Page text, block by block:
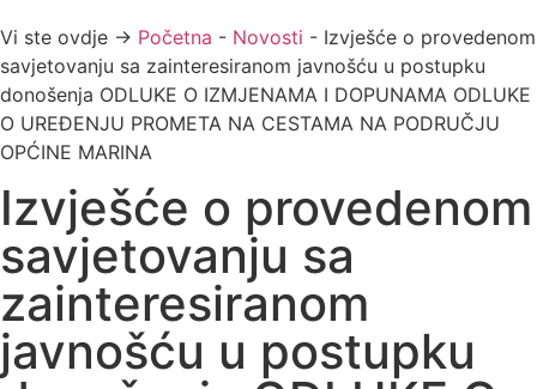
Vi ste ovdje → Početna - Novosti - Izvješće o provedenom
savjetovanju sa zainteresiranom javnošću u postupku
donošenja ODLUKE O IZMJENAMA I DOPUNAMA ODLUKE
O UREĐENJU PROMETA NA CESTAMA NA PODRUČJU
OPĆINE MARINA
Izvješće o provedenom
savjetovanju sa
zainteresiranom
javnošću u postupku